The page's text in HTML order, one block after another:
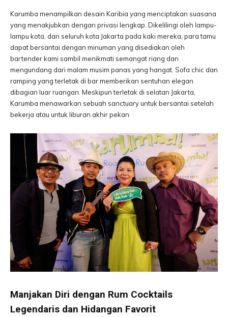
Karumba menampilkan desain Karibia yang menciptakan suasana
yang menakjubkan dengan privasi lengkap. Dikelilingi oleh lampu-
lampu kota, dan seluruh kota Jakarta pada kaki mereka, para tamu
dapat bersantai dengan minuman yang disediakan oleh
bartender kami sambil menikmati semangat riang dan
mengundang dari malam musim panas yang hangat. Sofa chic dan
ramping yang terletak di bar memberikan sentuhan elegan
dibagian luar ruangan. Meskipun terletak di selatan Jakarta,
Karumba menawarkan sebuah sanctuary untuk bersantai setelah
bekerja atau untuk liburan akhir pekan
Manjakan Diri dengan Rum Cocktails
Legendaris dan Hidangan Favorit